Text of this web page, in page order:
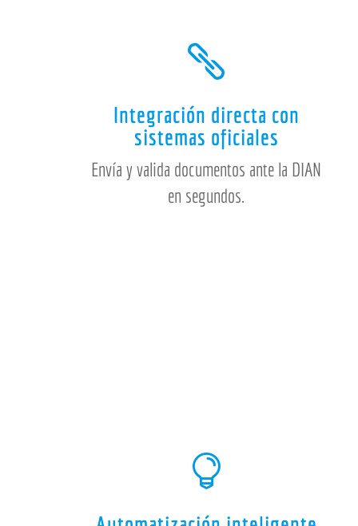

Integración directa con
sistemas oficiales
Envía y valida documentos ante la DIAN
en segundos.
